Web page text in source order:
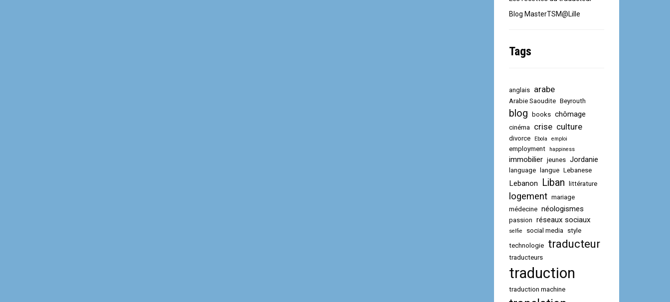
Blog MasterTSM@Lille
Tags
anglais arabe
Arabie Saoudite Beyrouth
blog books chômage
cinéma crise culture
divorce Ebola emploi
employment happiness
immobilier jeunes Jordanie
language langue Lebanese
Lebanon Liban littérature
logement mariage
médecine néologismes
passion réseaux sociaux
selfie social media style
technologie traducteur
traducteurs
traduction
traduction machine